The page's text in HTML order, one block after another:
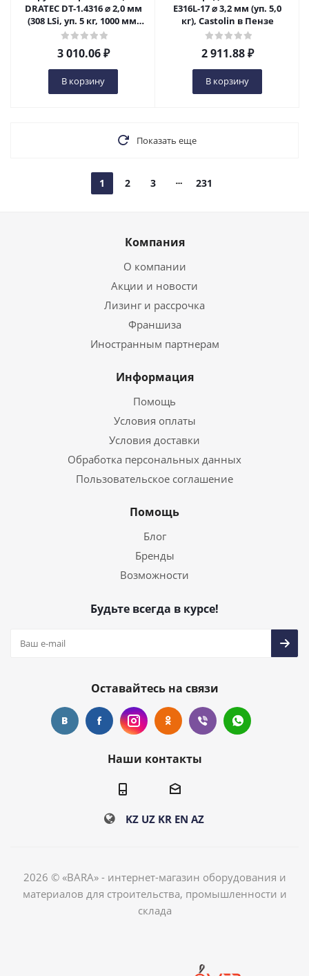
DRATEC DT-1.4316 ⌀ 2,0 мм
(308 LSi, уп. 5 кг, 1000 мм,
аналог, OK Tigrod 308LSi) в
3 010.06₽
В корзину
E316L-17 ⌀ 3,2 мм (уп. 5,0
кг), Castolin в Пензе
2 911.88₽
В корзину
Показать еще
1 2 3 231
Компания
О компании
Акции и новости
Лизинг и рассрочка
Франшиза
Иностранным партнерам
Информация
Помощь
Условия оплаты
Условия доставки
Обработка персональных данных
Пользовательское соглашение
Помощь
Блог
Бренды
Возможности
Будьте всегда в курсе!
Оставайтесь на связи
Наши контакты
KZ UZ KR EN AZ
2026 © «BARA» - интернет-магазин оборудования и
материалов для строительства, промышленности и
склада